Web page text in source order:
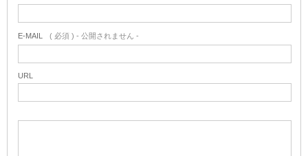
E-MAIL ( 必須 ) - 公開されません -
URL